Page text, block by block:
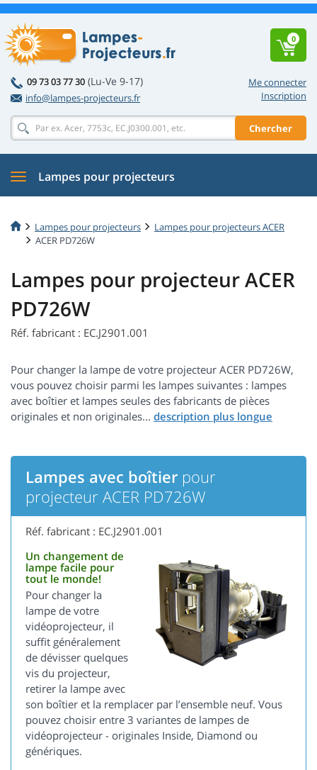
Me connecter
Inscription
09 73 03 77 30 (Lu-Ve 9-17)
info@lampes-projecteurs.fr
Chercher
0
Lampes pour projecteurs
Lampes pour projecteurs
Lampes pour projecteurs ACER
ACER PD726W
Lampes pour projecteur ACER
PD726W
Réf. fabricant : EC.J2901.001
Pour changer la lampe de votre projecteur ACER PD726W,
vous pouvez choisir parmi les lampes suivantes : lampes
avec boîtier et lampes seules des fabricants de pièces
originales et non originales...
Lampes avec boîtier pour
projecteur ACER PD726W
Réf. fabricant : EC.J2901.001
Un changement de
lampe facile pour
tout le monde!
Pour changer la
lampe de votre
vidéoprojecteur, il
suffit généralement
de dévisser quelques
vis du projecteur,
retirer la lampe avec
son boîtier et la remplacer par l’ensemble neuf. Vous
pouvez choisir entre 3 variantes de lampes de
vidéoprojecteur - originales Inside, Diamond ou
génériques.